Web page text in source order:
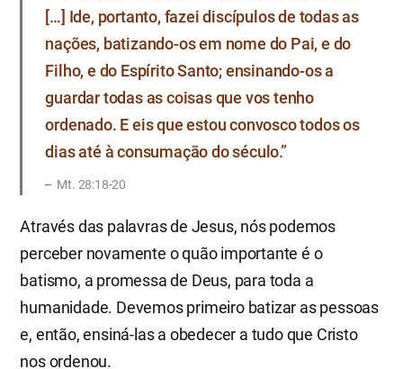
[…] Ide, portanto, fazei discípulos de todas as
nações, batizando-os em nome do Pai, e do
Filho, e do Espírito Santo; ensinando-os a
guardar todas as coisas que vos tenho
ordenado. E eis que estou convosco todos os
dias até à consumação do século.”
Mt. 28:18-20
Através das palavras de Jesus, nós podemos
perceber novamente o quão importante é o
batismo, a promessa de Deus, para toda a
humanidade. Devemos primeiro batizar as pessoas
e, então, ensiná-las a obedecer a tudo que Cristo
nos ordenou.